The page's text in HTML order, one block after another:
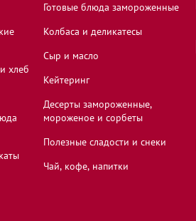
9
улица, 55
25
хлеб
Готовые блюда замороженные
Колбаса и деликатесы
Сыр и масло
Кейтеринг
Десерты замороженные,
мороженое и сорбеты
Полезные сладости и снеки
Чай, кофе, напитки